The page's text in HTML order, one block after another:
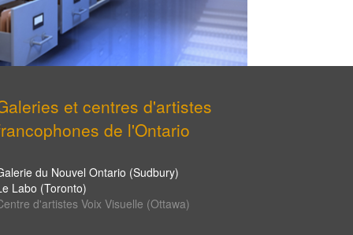
et centres d'artistes
de l'Ontario
du Nouvel Ontario (Sudbury)
Labo (Toronto)
d'artistes Voix Visuelle (Ottawa)